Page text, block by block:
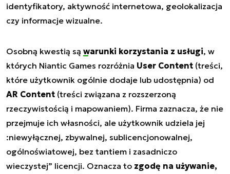
identyfikatory, aktywność internetowa, geolokalizacja
czy informacje wizualne.
Osobną kwestią są warunki korzystania z usługi, w
których Niantic Games rozróżnia User Content (treści,
które użytkownik ogólnie dodaje lub udostępnia) od
AR Content (treści związana z rozszerzoną
rzeczywistością i mapowaniem). Firma zaznacza, że nie
przejmuje ich własności, ale użytkownik udziela jej
:niewyłącznej, zbywalnej, sublicencjonowalnej,
ogólnoświatowej, bez tantiem i zasadniczo
wieczystej” licencji. Oznacza to zgodę na używanie,